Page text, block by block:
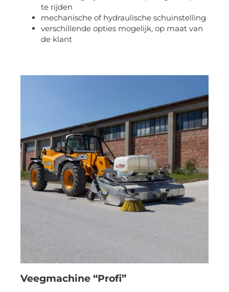
te rijden
mechanische of hydraulische schuinstelling
verschillende opties mogelijk, op maat van
de klant
Veegmachine “Profi”